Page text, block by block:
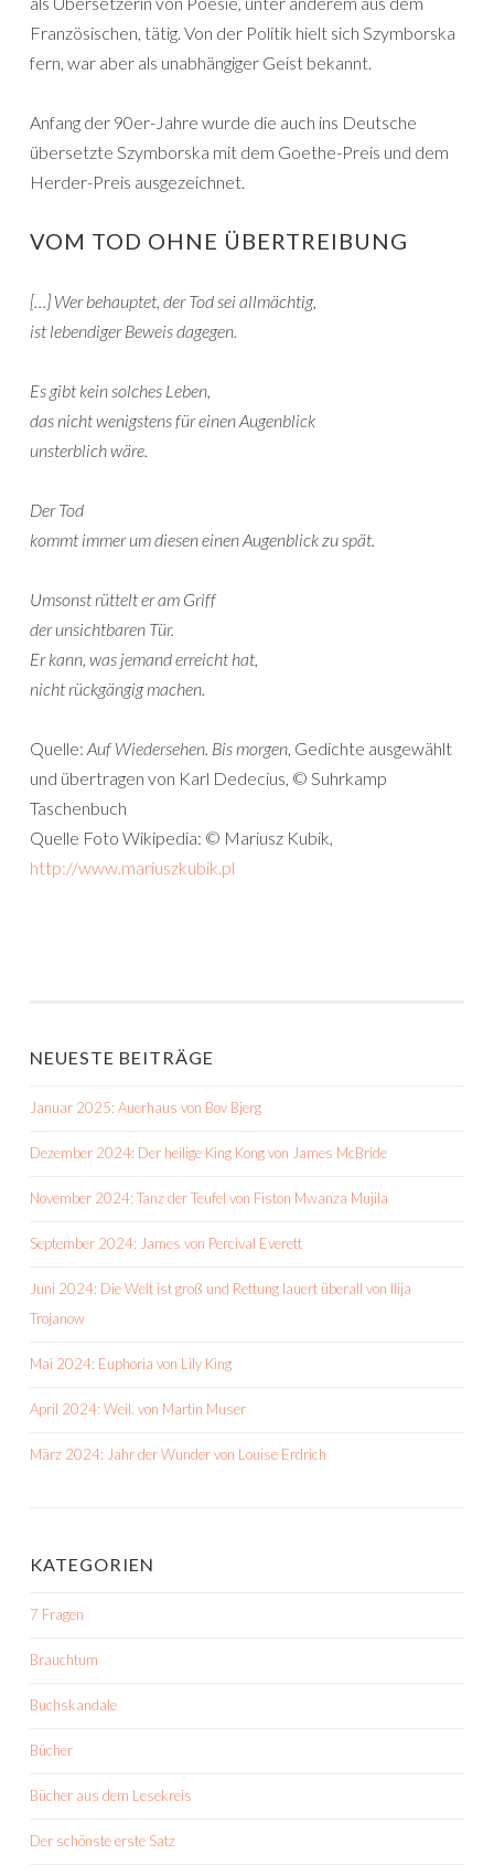
Französischen, tätig. Von der Politik hielt sich Szymborska
fern, war aber als unabhängiger Geist bekannt.
Anfang der 90er-Jahre wurde die auch ins Deutsche
übersetzte Szymborska mit dem Goethe-Preis und dem
Herder-Preis ausgezeichnet.
VOM TOD OHNE ÜBERTREIBUNG
[…] Wer behauptet, der Tod sei allmächtig,
ist lebendiger Beweis dagegen.
Es gibt kein solches Leben,
das nicht wenigstens für einen Augenblick
unsterblich wäre.
Der Tod
kommt immer um diesen einen Augenblick zu spät.
Umsonst rüttelt er am Griff
der unsichtbaren Tür.
Er kann, was jemand erreicht hat,
nicht rückgängig machen.
Quelle: Auf Wiedersehen. Bis morgen, Gedichte ausgewählt
und übertragen von Karl Dedecius, © Suhrkamp
Taschenbuch
Quelle Foto Wikipedia: © Mariusz Kubik,
http://www.mariuszkubik.pl
NEUESTE BEITRÄGE
Januar 2025: Auerhaus von Bov Bjerg
Dezember 2024: Der heilige King Kong von James McBride
November 2024: Tanz der Teufel von Fiston Mwanza Mujila
September 2024: James von Percival Everett
Juni 2024: Die Welt ist groß und Rettung lauert überall von Ilija
Trojanow
Mai 2024: Euphoria von Lily King
April 2024: Weil. von Martin Muser
März 2024: Jahr der Wunder von Louise Erdrich
KATEGORIEN
7 Fragen
Brauchtum
Buchskandale
Bücher
Bücher aus dem Lesekreis
Der schönste erste Satz